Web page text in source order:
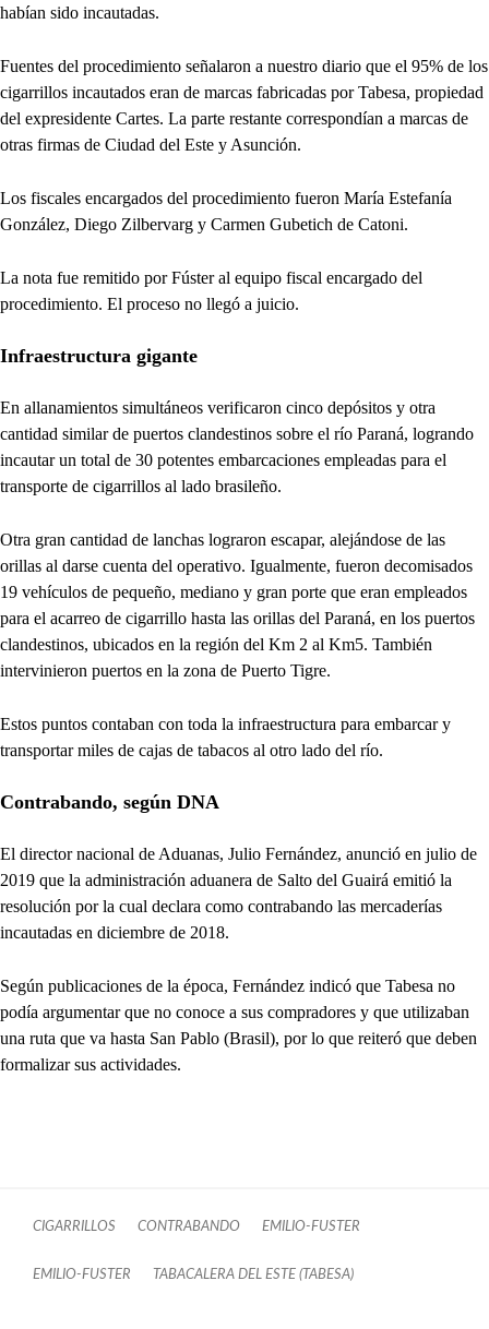
habían sido incautadas.
Fuentes del procedimiento señalaron a nuestro diario que el 95% de los
cigarrillos incautados eran de marcas fabricadas por Tabesa, propiedad
del expresidente Cartes. La parte restante correspondían a marcas de
otras firmas de Ciudad del Este y Asunción.
Los fiscales encargados del procedimiento fueron María Estefanía
González, Diego Zilbervarg y Carmen Gubetich de Catoni.
La nota fue remitido por Fúster al equipo fiscal encargado del
procedimiento. El proceso no llegó a juicio.
Infraestructura gigante
En allanamientos simultáneos verificaron cinco depósitos y otra
cantidad similar de puertos clandestinos sobre el río Paraná, logrando
incautar un total de 30 potentes embarcaciones empleadas para el
transporte de cigarrillos al lado brasileño.
Otra gran cantidad de lanchas lograron escapar, alejándose de las
orillas al darse cuenta del operativo. Igualmente, fueron decomisados
19 vehículos de pequeño, mediano y gran porte que eran empleados
para el acarreo de cigarrillo hasta las orillas del Paraná, en los puertos
clandestinos, ubicados en la región del Km 2 al Km5. También
intervinieron puertos en la zona de Puerto Tigre.
Estos puntos contaban con toda la infraestructura para embarcar y
transportar miles de cajas de tabacos al otro lado del río.
Contrabando, según DNA
El director nacional de Aduanas, Julio Fernández, anunció en julio de
2019 que la administración aduanera de Salto del Guairá emitió la
resolución por la cual declara como contrabando las mercaderías
incautadas en diciembre de 2018.
Según publicaciones de la época, Fernández indicó que Tabesa no
podía argumentar que no conoce a sus compradores y que utilizaban
una ruta que va hasta San Pablo (Brasil), por lo que reiteró que deben
formalizar sus actividades.
CIGARRILLOS CONTRABANDO EMILIO-FUSTER
EMILIO-FUSTER TABACALERA DEL ESTE (TABESA)